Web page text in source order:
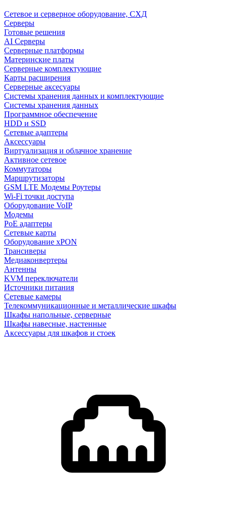
Сетевое и серверное оборудование, СХД
Cерверы
Готовые решения
AI Серверы
Серверные платформы
Материнские платы
Серверные комплектующие
Карты расширения
Серверные аксесуары
Системы хранения данных и комплектующие
Системы хранения данных
Программное обеспечение
HDD и SSD
Сетевые адаптеры
Аксессуары
Виртуализация и облачное хранение
Активное сетевое
Коммутаторы
Маршрутизаторы
GSM LTE Модемы Роутеры
Wi-Fi точки доступа
Оборудование VoIP
Модемы
PoE адаптеры
Сетевые карты
Оборудование xPON
Трансиверы
Медиаконвертеры
Антенны
KVM переключатели
Источники питания
Сетевые камеры
Телекоммуникационные и металлические шкафы
Шкафы напольные, серверные
Шкафы навесные, настенные
Аксессуары для шкафов и стоек